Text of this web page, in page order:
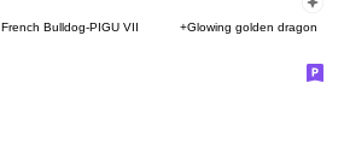
French Bulldog-PIGU VII +Glowing golden dragon